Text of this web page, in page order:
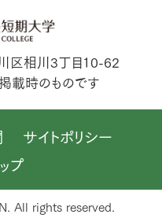
区相川3丁目10-62
載時のものです
サイトポリシー
プ
All rights reserved.